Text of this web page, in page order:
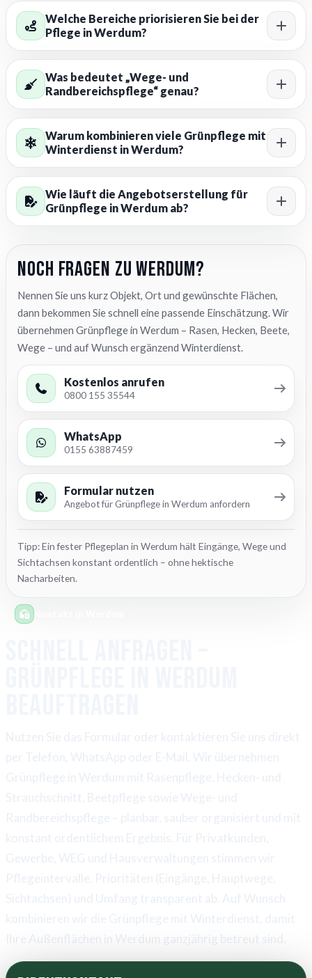
Welche Bereiche priorisieren Sie bei der
Pflege in Werdum?
Was bedeutet „Wege- und
Randbereichspflege“ genau?
Warum kombinieren viele Grünpflege mit
Winterdienst in Werdum?
Wie läuft die Angebotserstellung für
Grünpflege in Werdum ab?
Noch Fragen zu Werdum?
Nennen Sie uns kurz Objekt, Ort und gewünschte Flächen,
dann bekommen Sie schnell eine passende Einschätzung. Wir
übernehmen Grünpflege in Werdum – Rasen, Hecken, Beete,
Wege – und auf Wunsch ergänzend Winterdienst.
Kostenlos anrufen
0800 155 35544
WhatsApp
0155 63887459
Formular nutzen
Angebot für Grünpflege in Werdum anfordern
Tipp: Ein fester Pflegeplan in Werdum hält Eingänge, Wege und
Sichtachsen konstant ordentlich – ohne hektische
Nacharbeiten.
Ihre Außenflächen in Werdum ganzjährig betreut sind.